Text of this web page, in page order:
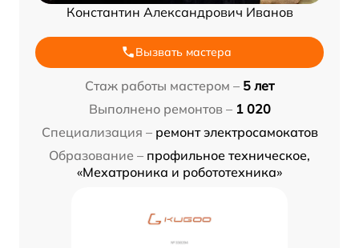
Константин Александрович Иванов
Вызвать мастера
Стаж работы мастером – 5 лет
Выполнено ремонтов – 1 020
Специализация – ремонт электросамокатов
Образование – профильное техническое,
«Мехатроника и робототехника»